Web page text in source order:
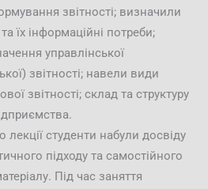
звітності; визначили
їх інформаційні потреби;
управлінської
звітності; навели види
звітності; склад та структуру
лекції студенти набули досвіду
підходу та самостійного
Під час заняття